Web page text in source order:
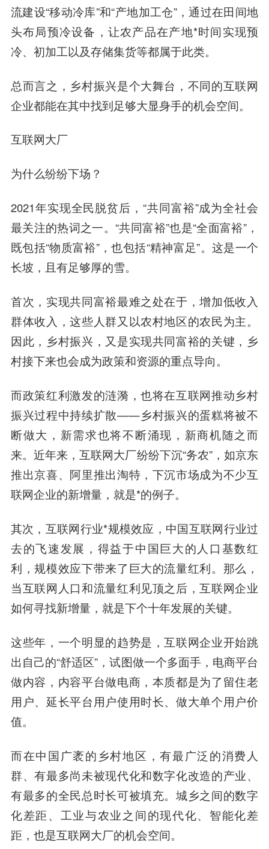
流建设“移动冷库”和“产地加工仓”，通过在田间地
头布局预冷设备，让农产品在产地*时间实现预
冷、初加工以及存储集货等都属于此类。
总而言之，乡村振兴是个大舞台，不同的互联网
企业都能在其中找到足够大显身手的机会空间。
互联网大厂
为什么纷纷下场？
2021年实现全民脱贫后，“共同富裕”成为全社会
最关注的热词之一。“共同富裕”也是“全面富裕”，
既包括“物质富裕”，也包括“精神富足”。这是一个
长坡，且有足够厚的雪。
首次，实现共同富裕最难之处在于，增加低收入
群体收入，这些人群又以农村地区的农民为主。
因此，乡村振兴，又是实现共同富裕的关键，乡
村接下来也会成为政策和资源的重点导向。
而政策红利激发的涟漪，也将在互联网推动乡村
振兴过程中持续扩散——乡村振兴的蛋糕将被不
断做大，新需求也将不断涌现，新商机随之而
来。近年来，互联网大厂纷纷下沉“务农”，如京东
推出京喜、阿里推出淘特，下沉市场成为不少互
联网企业的新增量，就是*的例子。
其次，互联网行业*规模效应，中国互联网行业过
去的飞速发展，得益于中国巨大的人口基数红
利，规模效应下带来了巨大的流量红利。那么，
当互联网人口和流量红利见顶之后，互联网企业
如何寻找新增量，就是下个十年发展的关键。
这些年，一个明显的趋势是，互联网企业开始跳
出自己的“舒适区”，试图做一个多面手，电商平台
做内容，内容平台做电商，本质都是为了留住老
用户、延长平台用户使用时长、做大单个用户价
值。
而在中国广袤的乡村地区，有最广泛的消费人
群、有最多尚未被现代化和数字化改造的产业、
有最多的全民总时长可被填充。城乡之间的数字
化差距、工业与农业之间的现代化、智能化差
距，也是互联网大厂的机会空间。